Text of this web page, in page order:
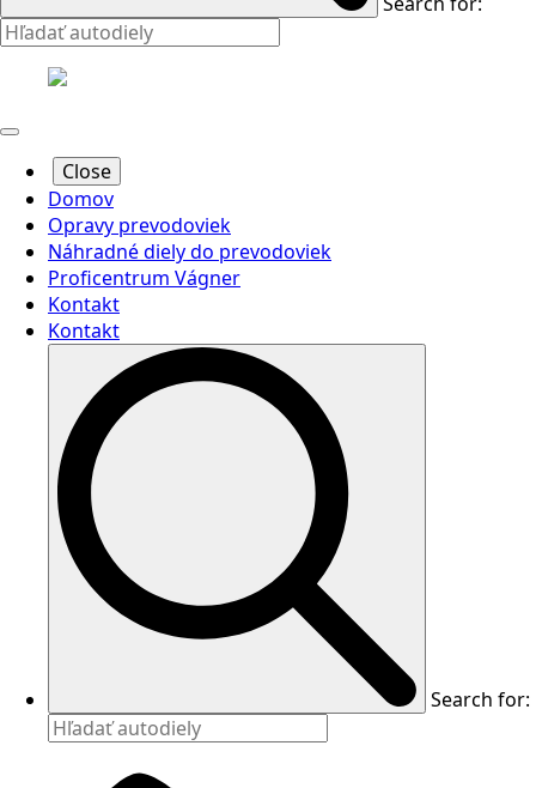
Close
Domov
Opravy prevodoviek
Náhradné diely do prevodoviek
Proficentrum Vágner
Kontakt
Kontakt
Search for: